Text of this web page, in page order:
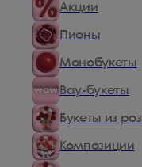
Акции
Пионы
Монобукеты
Вау-букеты
Букеты из роз
Композиции